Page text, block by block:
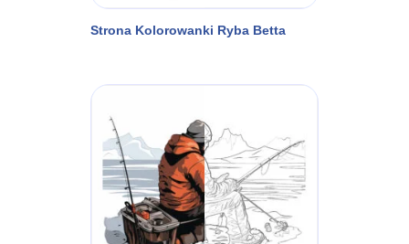
Strona Kolorowanki Ryba Betta